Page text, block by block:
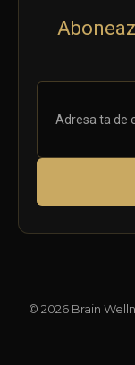
© 2026 Brain